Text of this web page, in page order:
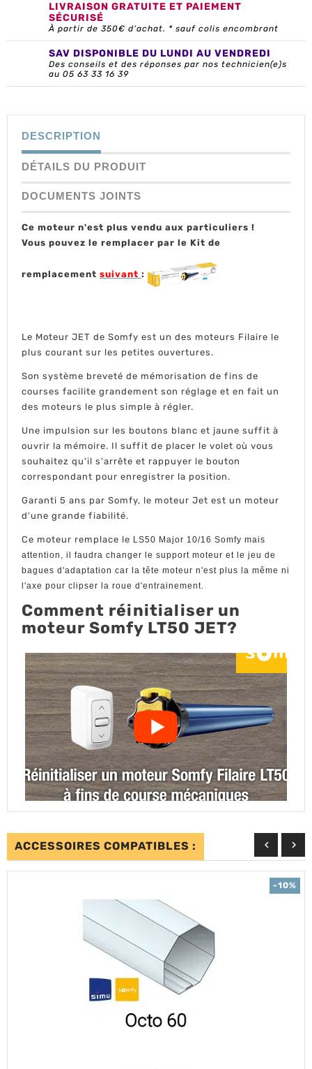
LIVRAISON GRATUITE ET PAIEMENT
SÉCURISÉ
À partir de 350€ d’achat. * sauf colis encombrant
SAV DISPONIBLE DU LUNDI AU VENDREDI
Des conseils et des réponses par nos technicien(e)s
au 05 63 33 16 39
DESCRIPTION
DÉTAILS DU PRODUIT
DOCUMENTS JOINTS
Ce moteur n'est plus vendu aux particuliers !
Vous pouvez le remplacer par le Kit de
remplacement suivant :
Le Moteur JET de Somfy est un des moteurs Filaire le
plus courant sur les petites ouvertures.
Son système breveté de mémorisation de fins de
courses facilite grandement son réglage et en fait un
des moteurs le plus simple à régler.
Une impulsion sur les boutons blanc et jaune suffit à
ouvrir la mémoire. Il suffit de placer le volet où vous
souhaitez qu'il s'arrête et rappuyer le bouton
correspondant pour enregistrer la position.
Garanti 5 ans par Somfy, le moteur Jet est un moteur
d'une grande fiabilité.
Ce moteur remplace le LS50 Major 10/16 Somfy mais
attention, il faudra changer le support moteur et le jeu de
bagues d'adaptation car la tête moteur n'est plus la même ni
l'axe pour clipser la roue d'entrainement.
Comment réinitialiser un
moteur Somfy LT50 JET?
ACCESSOIRES COMPATIBLES :
-10%
 